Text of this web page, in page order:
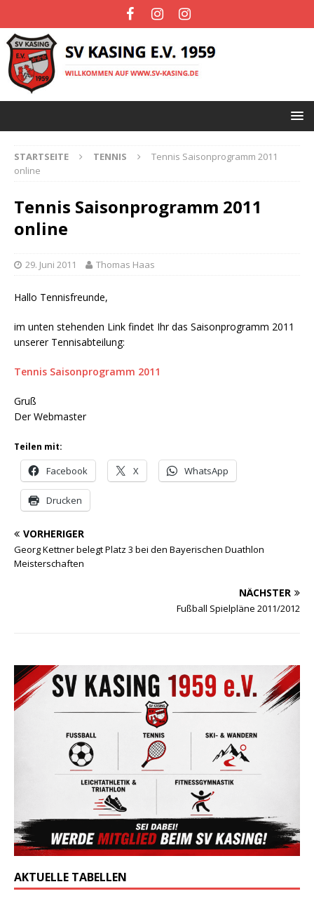
STARTSEITE TENNIS
Tennis Saisonprogramm 2011
online
Tennis Saisonprogramm 2011
online
29. Juni 2011 Thomas Haas
Hallo Tennisfreunde,
im unten stehenden Link findet Ihr das Saisonprogramm 2011
unserer Tennisabteilung:
Tennis Saisonprogramm 2011
Gruß
Der Webmaster
Teilen mit:
Facebook X WhatsApp
Drucken
VORHERIGER
Georg Kettner belegt Platz 3 bei den Bayerischen Duathlon
Meisterschaften
NÄCHSTER
Fußball Spielpläne 2011/2012
AKTUELLE TABELLEN